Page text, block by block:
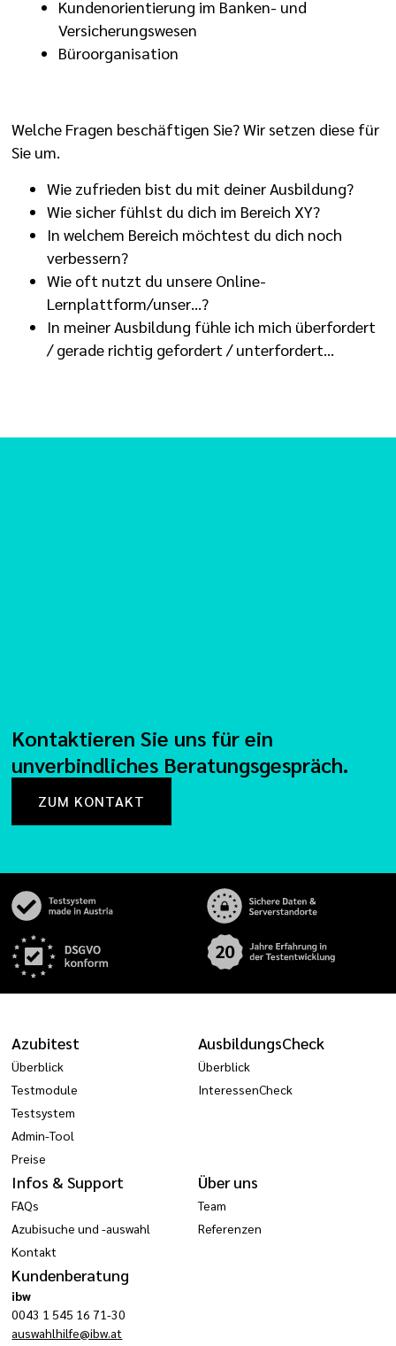
Kundenorientierung im Banken- und
Versicherungswesen
Büroorganisation
Welche Fragen beschäftigen Sie? Wir setzen diese für
Sie um.
Wie zufrieden bist du mit deiner Ausbildung?
Wie sicher fühlst du dich im Bereich XY?
In welchem Bereich möchtest du dich noch
verbessern?
Wie oft nutzt du unsere Online-
Lernplattform/unser…?
In meiner Ausbildung fühle ich mich überfordert
/ gerade richtig gefordert / unterfordert…
Kontaktieren Sie uns für ein
unverbindliches Beratungsgespräch.
ZUM KONTAKT
Azubitest
Überblick
Testmodule
Testsystem
Admin-Tool
Preise
AusbildungsCheck
Überblick
InteressenCheck
Infos & Support
FAQs
Azubisuche und -auswahl
Kontakt
Über uns
Team
Referenzen
Kundenberatung
ibw
0043 1 545 16 71-30
auswahlhilfe@ibw.at